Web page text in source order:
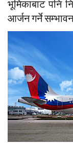
भूमिकाबाट पनि
आर्जन गर्ने